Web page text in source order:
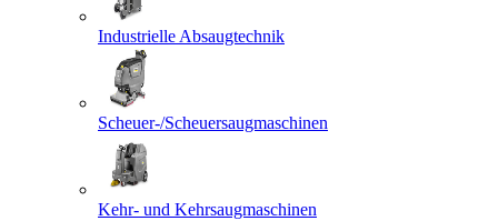
Industrielle Absaugtechnik
Scheuer-/Scheuersaugmaschinen
Kehr- und Kehrsaugmaschinen